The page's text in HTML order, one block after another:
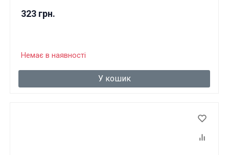
323 грн.
Немає в наявності
У кошик